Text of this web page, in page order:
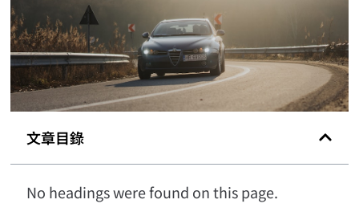
文章目錄
No headings were found on this page.